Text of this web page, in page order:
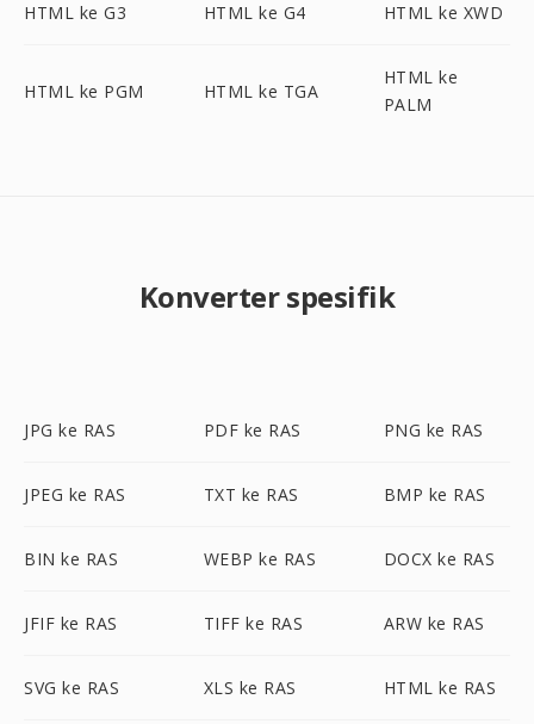
HTML ke G3 HTML ke G4 HTML ke XWD
HTML ke PGM HTML ke TGA
HTML ke
PALM
Konverter spesifik
JPG ke RAS PDF ke RAS PNG ke RAS
JPEG ke RAS TXT ke RAS BMP ke RAS
BIN ke RAS WEBP ke RAS DOCX ke RAS
JFIF ke RAS TIFF ke RAS ARW ke RAS
SVG ke RAS XLS ke RAS HTML ke RAS